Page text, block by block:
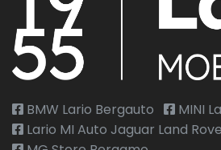
BMW Lario Bergauto
MINI
Lario MI Auto Jaguar Land